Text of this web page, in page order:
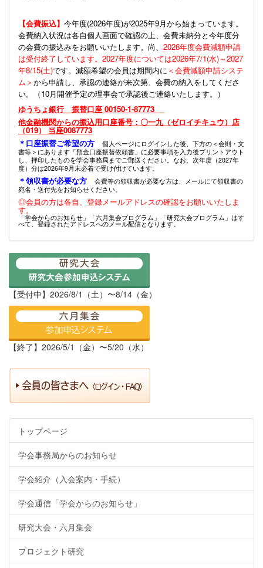
【会費振込】 今年度(2026年度)が2025年9月から始まっています。
会費納入状況は各自個人画面で確認の上、会費未納分と今年度分
の会費の振込みをお願いいたします。尚、 2026年度会費減額申請
は受付終了しています。2027年度については2026年7/1(水)～2027
年8/15(土)です。減額希望の会員は期間内に ＜会費減額申請システ
ム＞から申請し、承認の連絡が来次第、会費の納入をしてくださ
い。（10月開催予定の理事会で承認後ご連絡いたします。）
ゆうちょ銀行 振替口座 00150-1-87773
他金融機関からの振込用口座番号：〇一九（ゼロイチキュウ）店
（019） 当座0087773
＊口座振替ご希望の方
個人ページにログインした後、下方の＜会則・文
書等＞にあります「預金口座振替依頼書」に必要事項を入力後プリントアウト
し、押印したものを学会事務局までご郵送ください。なお、次年度（2027年
度）分は2026年9月末必着で受け付けています。
＊領収書が必要な方
会費等の領収書が必要な方は、メールにて領収書の
宛名・送付先をお知らせください。
◎会員の方は各自、登録メールアドレスの確認をお願いいたしま
す。
「学会からのお知らせ」「六月集会プログラム」「研究大会プログラム」はす
べて、登録されたアドレスへのメール配信となります。
【受付中】2026/8/1（土）〜8/14（金）
【終了】2026/5/1（金）〜5/20（水）
トップページ
学会事務局からのお知らせ
学会紹介（入会案内・手続）
学会通信「学会からのお知らせ」
研究大会・六月集会
プロジェクト研究